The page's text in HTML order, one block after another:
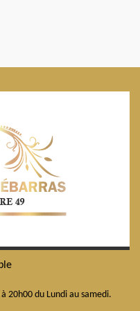
20h00 du Lundi au samedi.